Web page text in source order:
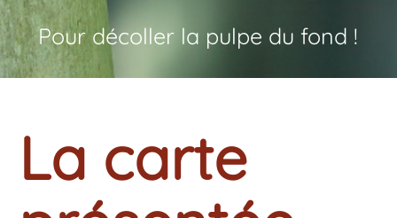
Pour décoller la pulpe du fond !
La carte